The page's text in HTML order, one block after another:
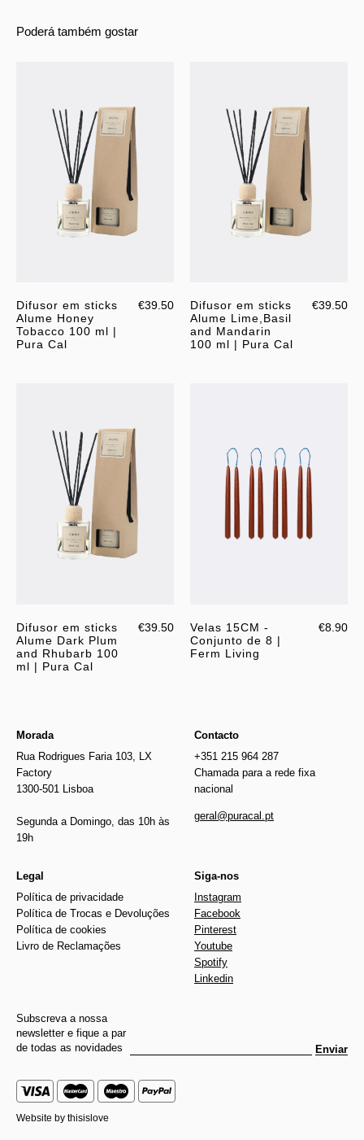
Poderá também gostar
Difusor em sticks
Alume Honey
Tobacco 100 ml |
Pura Cal
€39.50
Difusor em sticks
Alume Lime,Basil
and Mandarin
100 ml | Pura Cal
€39.50
Difusor em sticks
Alume Dark Plum
and Rhubarb 100
ml | Pura Cal
€39.50
Velas 15CM -
Conjunto de 8 |
Ferm Living
€8.90
Morada
Rua Rodrigues Faria 103, LX
Factory
1300-501 Lisboa
Segunda a Domingo, das 10h às
19h
Contacto
+351 215 964 287
Chamada para a rede fixa
nacional
geral@puracal.pt
Legal
Política de privacidade
Política de Trocas e Devoluções
Política de cookies
Livro de Reclamações
Siga-nos
Instagram
Facebook
Pinterest
Youtube
Spotify
Linkedin
Subscreva a nossa
newsletter e fique a par
de todas as novidades
Enviar
Website by thisislove